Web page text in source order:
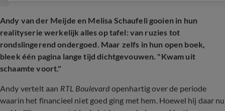
Andy van der Meijde en Melisa Schaufeli gooien in hun
realityserie werkelijk alles op tafel: van ruzies tot
rondslingerend ondergoed. Maar zelfs in hun open boek,
bleek één pagina lange tijd dichtgevouwen. "Kwam uit
schaamte voort."
Andy vertelt aan RTL Boulevard openhartig over de periode
waarin het financieel niet goed ging met hem. Hoewel hij daar nu